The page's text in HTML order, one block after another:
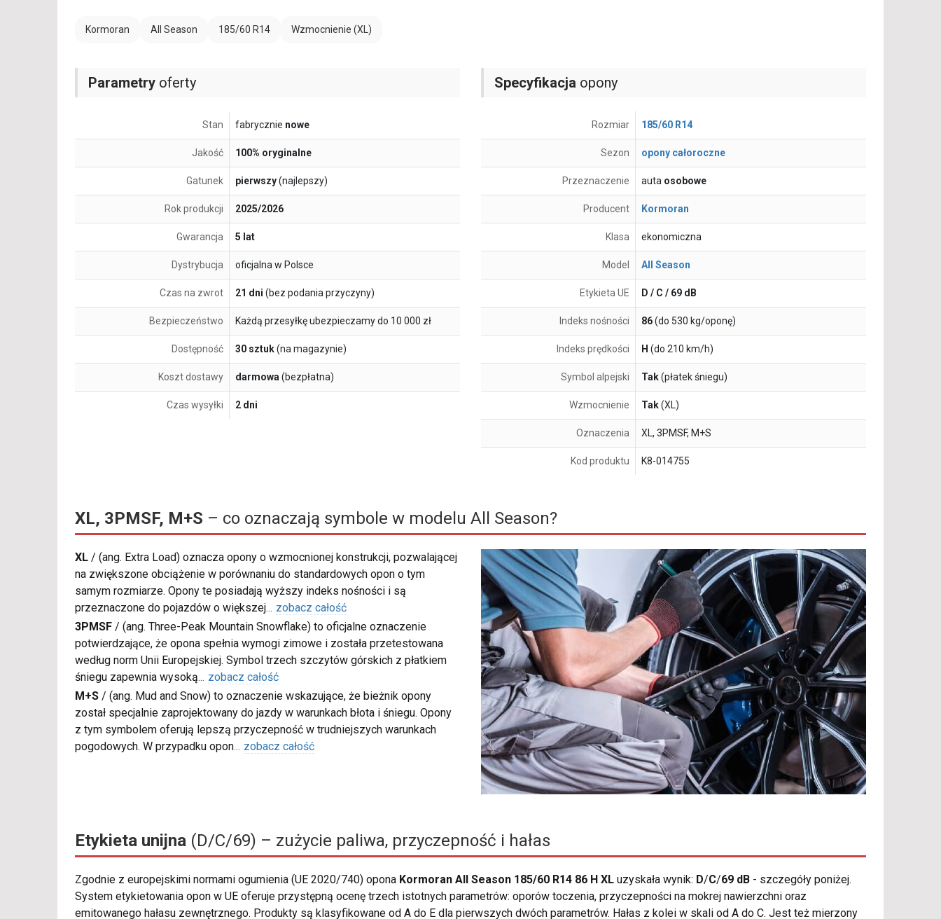
Kormoran All Season 185/60 R14 Wzmocnienie (XL)
Parametry oferty
Stan fabrycznie nowe
Jakość 100% oryginalne
Gatunek pierwszy(najlepszy)
Rok produkcji 2025/2026
Gwarancja 5 lat
Dystrybucja oficjalna w Polsce
Czas na zwrot 21 dni (bez podania przyczyny)
Bezpieczeństwo Każdą przesyłkę ubezpieczamy do 10 000 zł
Dostępność 30 sztuk(na magazynie)
Koszt dostawy darmowa(bezpłatna)
Czas wysyłki 2 dni
Specyfikacja opony
Rozmiar 185/60 R14
Sezon opony całoroczne
Przeznaczenie auta osobowe
Producent Kormoran
Klasa ekonomiczna
Model All Season
Etykieta UE D / C / 69 dB
Indeks nośności 86(do 530 kg/oponę)
Indeks prędkości H (do 210 km/h)
Symbol alpejski Tak(płatek śniegu)
Wzmocnienie Tak(XL)
Oznaczenia XL, 3PMSF, M+S
Kod produktu K8-014755
XL, 3PMSF, M+S – co oznaczają symbole w modelu All Season?
XL / (ang. Extra Load) oznacza opony o wzmocnionej konstrukcji, pozwalającej
na zwiększone obciążenie w porównaniu do standardowych opon o tym
samym rozmiarze. Opony te posiadają wyższy indeks nośności i są
przeznaczone do pojazdów o większej... zobacz całość
3PMSF / (ang. Three-Peak Mountain Snowflake) to oficjalne oznaczenie
potwierdzające, że opona spełnia wymogi zimowe i została przetestowana
według norm Unii Europejskiej. Symbol trzech szczytów górskich z płatkiem
śniegu zapewnia wysoką... zobacz całość
M+S / (ang. Mud and Snow) to oznaczenie wskazujące, że bieżnik opony
został specjalnie zaprojektowany do jazdy w warunkach błota i śniegu. Opony
z tym symbolem oferują lepszą przyczepność w trudniejszych warunkach
pogodowych. W przypadku opon... zobacz całość
Etykieta unijna (D/C/69) – zużycie paliwa, przyczepność i hałas
Zgodnie z europejskimi normami ogumienia (UE 2020/740) opona Kormoran All Season 185/60 R14 86 H XL uzyskała wynik: D/C/69 dB - szczegóły poniżej.
System etykietowania opon w UE oferuje przystępną ocenę trzech istotnych parametrów: oporów toczenia, przyczepności na mokrej nawierzchni oraz
emitowanego hałasu zewnętrznego. Produkty są klasyfikowane od A do E dla pierwszych dwóch parametrów. Hałas z kolei w skali od A do C. Jest też mierzony